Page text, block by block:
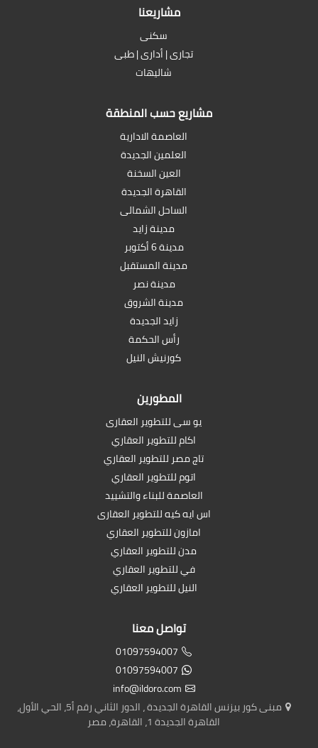
مشاريعنا
سكنى
تجارى | أدارى | طبى
شاليهات
مشاريع حسب المنطقة
العاصمة الادارية
العلمين الجديدة
العين السخنة
القاهرة الجديدة
الساحل الشمالى
مدينة زايد
مدينة 6 أكتوبر
مدينة المستقبل
مدينة نصر
مدينة الشروق
زايد الجديدة
رأس الحكمة
كورنيش النيل
المطورين
يو سى للتطوير العقارى
اكام للتطوير العقاري
تاج مصر للتطوير العقاري
اتوم للتطوير العقاري
العاصمة للبناء والتشييد
اس ايه كيه للتطوير العقارى
امازون للتطوير العقاري
مدن للتطوير العقاري
في للتطوير العقاري
النيل للتطوير العقاري
تواصل معنا
01097594007
01097594007
info@ildoro.com
مبنى كور بيزنس القاهرة الجديدة ، الدور الثاني رقم أ5، الحي الأول،
القاهرة الجديدة 1، القاهرة، مصر